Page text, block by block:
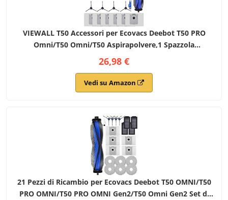
VIEWALL T50 Accessori per Ecovacs Deebot T50 PRO
Omni/T50 Omni/T50 Aspirapolvere,1 Spazzola
Principale,4 Spazzole Laterali,4 Filtri HEPA,6 Sacchetti
per Polvere,1 Strumento per la Pulizia
26,98 €
Vedi su Amazon
21 Pezzi di Ricambio per Ecovacs Deebot T50 OMNI/T50
PRO OMNI/T50 PRO OMNI Gen2/T50 Omni Gen2 Set di